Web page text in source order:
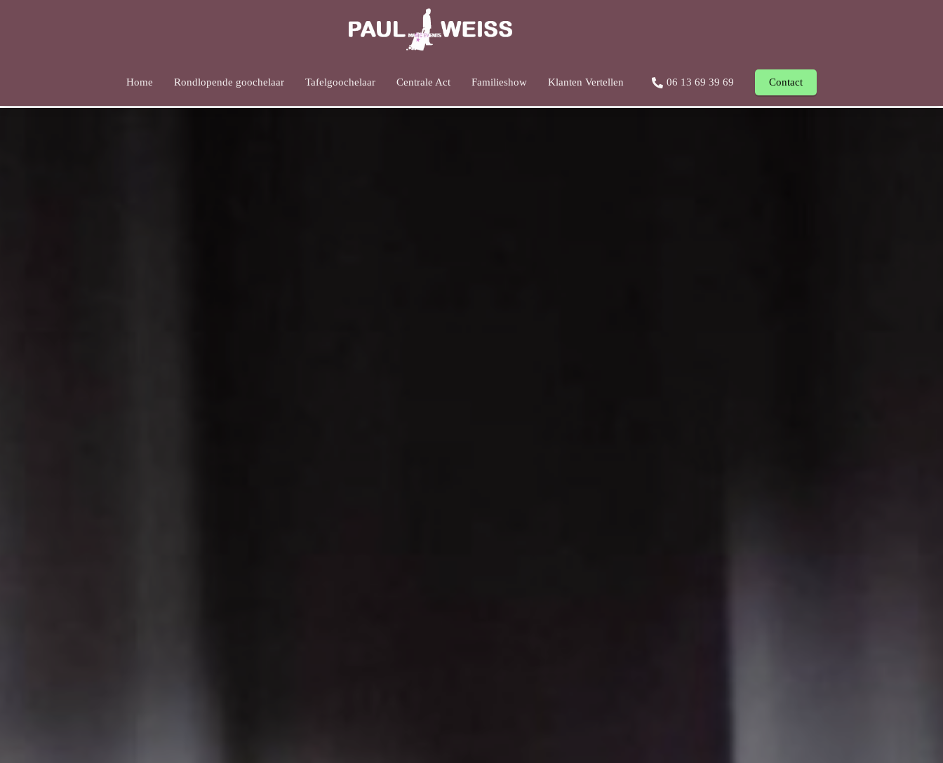
Home Rondlopende goochelaar Tafelgoochelaar Centrale Act Familieshow Klanten Vertellen 06 13 69 39 69 Contact